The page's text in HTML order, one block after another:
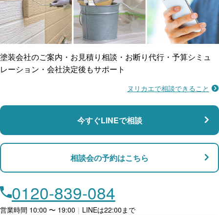
ご近所トラブルに
賠償保険
瑕疵保険
支払い対応
ローン利用
防水工事
マンション・アパート対応
店舗・事務所対応
塗装会社のご案内・お見積り相談・お断り代行・予算シミュ
レーション・会社決定後もサポート
ヌリカエで相談できること
今すぐLINEで相談
相談会の予約はこちら
0120-839-084
営業時間 10:00 〜 19:00 ｜ LINEは22:00まで